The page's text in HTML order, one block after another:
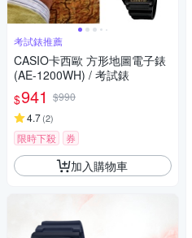
考試錶推薦
CASIO卡西歐 方形地圖電子錶
(AE-1200WH) / 考試錶
$941 $990
4.7(2)
限時下殺 券
加入購物車